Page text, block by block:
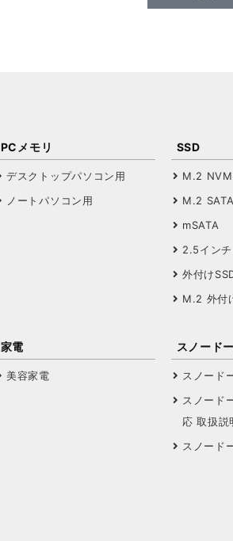
PCメモリ
デスクトップパソコン用
ノートパソコン用
SSD
M.2
M.2 SATA
mSATA
2.5インチ
外付け
M.2 外付
家電
美容家電
スノード
スノード
スノード
応 取扱説
スノード